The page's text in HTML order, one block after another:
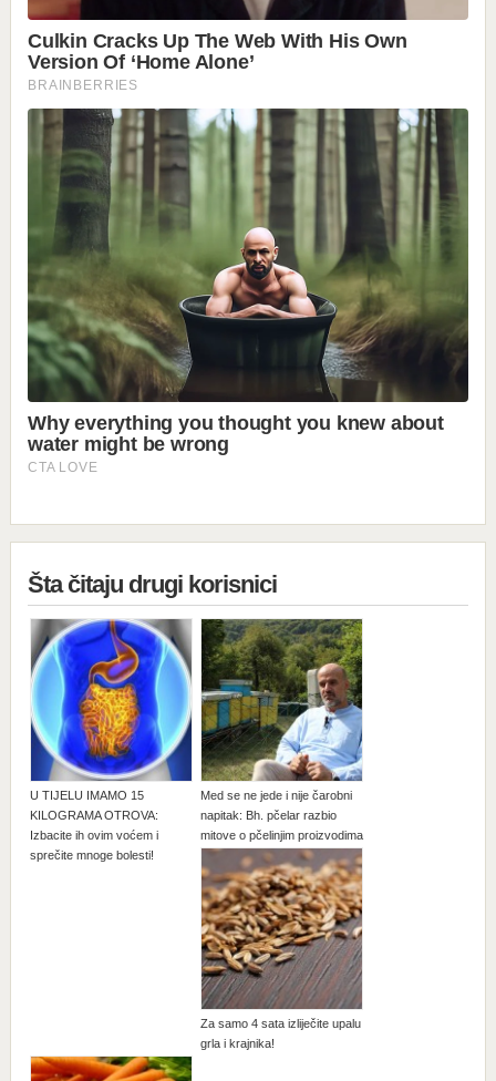
Šta čitaju drugi korisnici
U TIJELU IMAMO 15
KILOGRAMA OTROVA:
Izbacite ih ovim voćem i
sprečite mnoge bolesti!
Med se ne jede i nije čarobni
napitak: Bh. pčelar razbio
mitove o pčelinjim proizvodima
Za samo 4 sata izliječite upalu
grla i krajnika!